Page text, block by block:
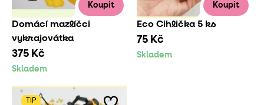
Koupit
Domácí mazlíčci
vykrajovátka
375 Kč
Skladem
Koupit
Eco Cihlička 5 ks
75 Kč
Skladem
TIP